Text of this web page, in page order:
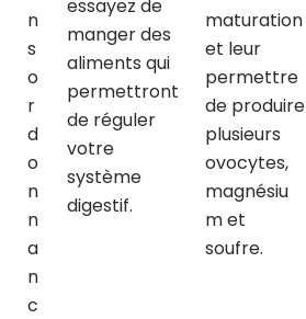
n
s
o
r
d
o
n
n
a
n
c
essayez de
manger des
aliments qui
permettront
de réguler
votre
système
digestif.
maturation
et leur
permettre
de produire
plusieurs
ovocytes,
magnésiu
m et
soufre.